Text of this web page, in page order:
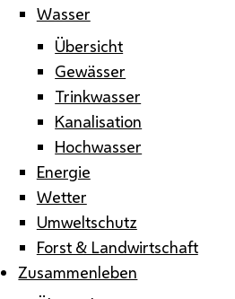
Wasser
Übersicht
Gewässer
Trinkwasser
Kanalisation
Hochwasser
Energie
Wetter
Umweltschutz
Forst & Landwirtschaft
Zusammenleben